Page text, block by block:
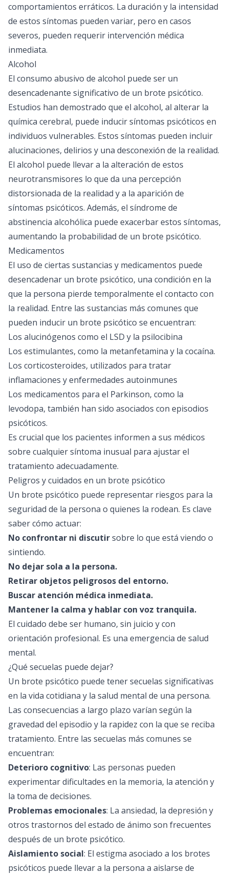
comportamientos erráticos. La duración y la intensidad
de estos síntomas pueden variar, pero en casos
severos, pueden requerir intervención médica
inmediata.
Alcohol
El consumo abusivo de alcohol puede ser un
desencadenante significativo de un brote psicótico.
Estudios han demostrado que el alcohol, al alterar la
química cerebral, puede inducir síntomas psicóticos en
individuos vulnerables. Estos síntomas pueden incluir
alucinaciones, delirios y una desconexión de la realidad.
El alcohol puede llevar a la alteración de estos
neurotransmisores lo que da una percepción
distorsionada de la realidad y a la aparición de
síntomas psicóticos. Además, el síndrome de
abstinencia alcohólica puede exacerbar estos síntomas,
aumentando la probabilidad de un brote psicótico.
Medicamentos
El uso de ciertas sustancias y medicamentos puede
desencadenar un brote psicótico, una condición en la
que la persona pierde temporalmente el contacto con
la realidad. Entre las sustancias más comunes que
pueden inducir un brote psicótico se encuentran:
Los alucinógenos como el LSD y la psilocibina
Los estimulantes, como la metanfetamina y la cocaína.
Los corticosteroides, utilizados para tratar
inflamaciones y enfermedades autoinmunes
Los medicamentos para el Parkinson, como la
levodopa, también han sido asociados con episodios
psicóticos.
Es crucial que los pacientes informen a sus médicos
sobre cualquier síntoma inusual para ajustar el
tratamiento adecuadamente.
Peligros y cuidados en un brote psicótico
Un brote psicótico puede representar riesgos para la
seguridad de la persona o quienes la rodean. Es clave
saber cómo actuar:
No confrontar ni discutirsobre lo que está viendo o
sintiendo.
No dejar sola a la persona.
Retirar objetos peligrosos del entorno.
Buscar atención médica inmediata.
Mantener la calma y hablar con voz tranquila.
El cuidado debe ser humano, sin juicio y con
orientación profesional. Es una emergencia de salud
mental.
¿Qué secuelas puede dejar?
Un brote psicótico puede tener secuelas significativas
en la vida cotidiana y la salud mental de una persona.
Las consecuencias a largo plazo varían según la
gravedad del episodio y la rapidez con la que se reciba
tratamiento. Entre las secuelas más comunes se
encuentran:
Deterioro cognitivo: Las personas pueden
experimentar dificultades en la memoria, la atención y
la toma de decisiones.
Problemas emocionales: La ansiedad, la depresión y
otros trastornos del estado de ánimo son frecuentes
después de un brote psicótico.
Aislamiento social: El estigma asociado a los brotes
psicóticos puede llevar a la persona a aislarse de